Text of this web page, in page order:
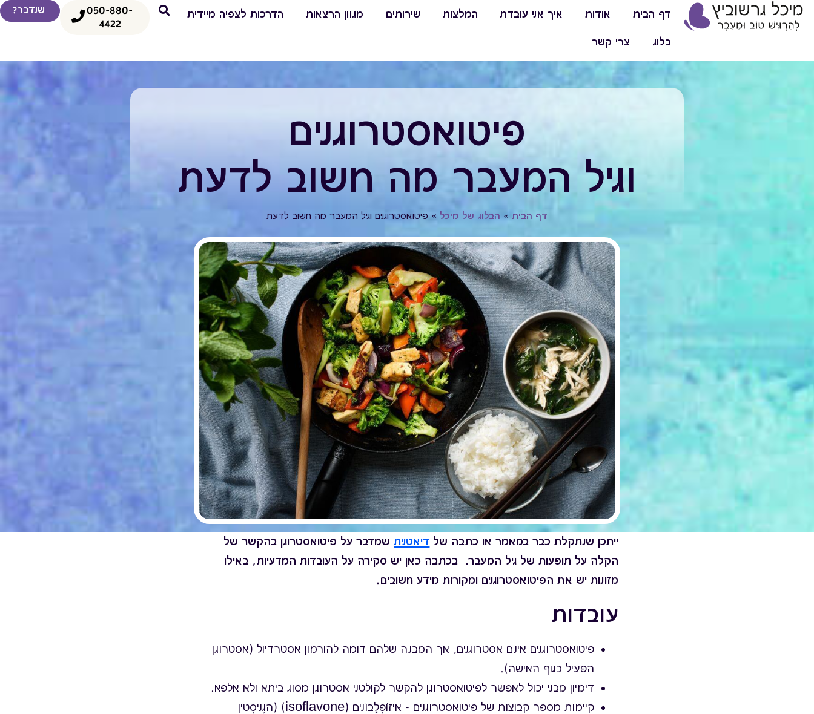
דף הבית אודות איך אני עובדת המלצות שירותים מגוון הרצאות הדרכות לצפיה מיידית
בלוג צרי קשר
050-880-
4422
שנדבר?
פיטואסטרוגנים
וגיל המעבר מה חשוב לדעת
דף הבית » הבלוג של מיכל » פיטואסטרוגנים וגיל המעבר מה חשוב לדעת
ייתכן שנתקלת כבר במאמר או כתבה של דיאטניתשמדבר על פיטואסטרוגן בהקשר של
הקלה על תופעות של גיל המעבר. בכתבה כאן יש סקירה על העובדות המדעיות, באילו
מזונות יש את הפיטואסטרוגנים ומקורות מידע חשובים.
עובדות
פיטואסטרוגנים אינם אסטרוגנים, אך המבנה שלהם דומה להורמון אסטרדיול (אסטרוגן
הפעיל בגוף האישה).
דימיון מבני יכול לאפשר לפיטואסטרוגן להקשר לקולטני אסטרוגן מסוג ביתא ולא אלפא.
קיימות מספר קבוצות של פיטואסטרוגנים - איזוֹפְלָבוֹנים (isoflavone) (הגֶניסְטין